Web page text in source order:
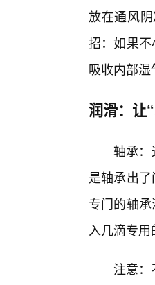
放在通风
招：如果
吸收内部湿
润滑：让
轴承
是轴承出
专门的轴
入几滴专用
注意